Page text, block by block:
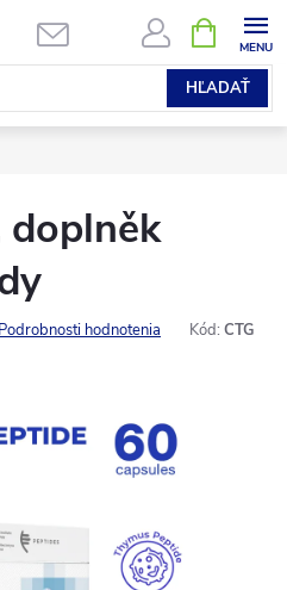
HĽADAŤ
KOŠÍK
Podrobnosti hodnotenia Kód: CTG